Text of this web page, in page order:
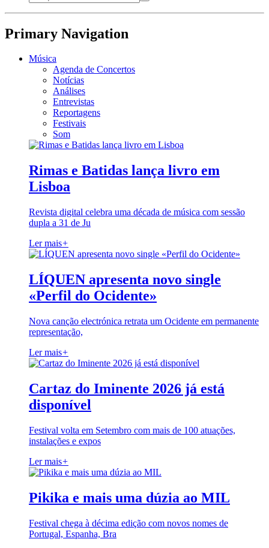
Primary Navigation
Música
Agenda de Concertos
Notícias
Análises
Entrevistas
Reportagens
Festivais
Som
Rimas e Batidas lança livro em
Lisboa
Revista digital celebra uma década de música com sessão
dupla a 31 de Ju
Ler mais+
LÍQUEN apresenta novo single
«Perfil do Ocidente»
Nova canção electrónica retrata um Ocidente em permanente
representação,
Ler mais+
Cartaz do Iminente 2026 já está
disponível
Festival volta em Setembro com mais de 100 atuações,
instalações e expos
Ler mais+
Pikika e mais uma dúzia ao MIL
Festival chega à décima edição com novos nomes de
Portugal, Espanha, Bra